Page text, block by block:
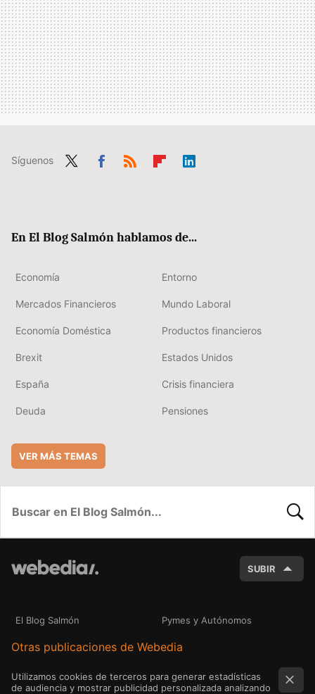
Síguenos
En El Blog Salmón hablamos de...
Economía Entorno
Mercados Financieros Mundo Laboral
Economía Doméstica Productos financieros
Brexit Estados Unidos
España Crisis financiera
Deuda Pensiones
VER MÁS TEMAS
SUBIR
El Blog Salmón Pymes y Autónomos
Otras publicaciones de Webedia
Utilizamos cookies de terceros para generar estadísticas
de audiencia y mostrar publicidad personalizada analizando